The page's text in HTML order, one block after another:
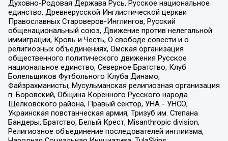
Духовно-Родовая Держава Русь, Русское национальное
единство, Древнерусской Инглистической церкви
Православных Староверов-Инглингов, Русский
общенациональный союз, Движение против нелегальной
иммиграции, Кровь и Честь, О свободе совести и о
религиозных объединениях, Омская организация
общественного политического движения Русское
национальное единство, Северное Братство, Клуб
Болельщиков Футбольного Клуба Динамо,
Файзрахманисты, Мусульманская религиозная организация
п. Боровский, Община Коренного Русского народа
Щелковского района, Правый сектор, УНА - УНСО,
Украинская повстанческая армия, Тризуб им. Степана
Бандеры, Братство, Белый Крест, Misanthropic division,
Религиозное объединение последователей инглиизма,